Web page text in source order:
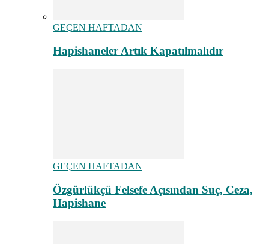
GEÇEN HAFTADAN
Hapishaneler Artık Kapatılmalıdır
GEÇEN HAFTADAN
Özgürlükçü Felsefe Açısından Suç, Ceza,
Hapishane